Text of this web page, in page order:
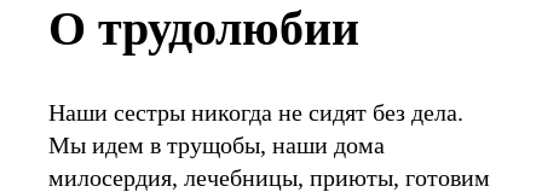
О трудолюбии
Наши сестры никогда не сидят без дела.
Мы идем в трущобы, наши дома
милосердия, лечебницы, приюты, готовим